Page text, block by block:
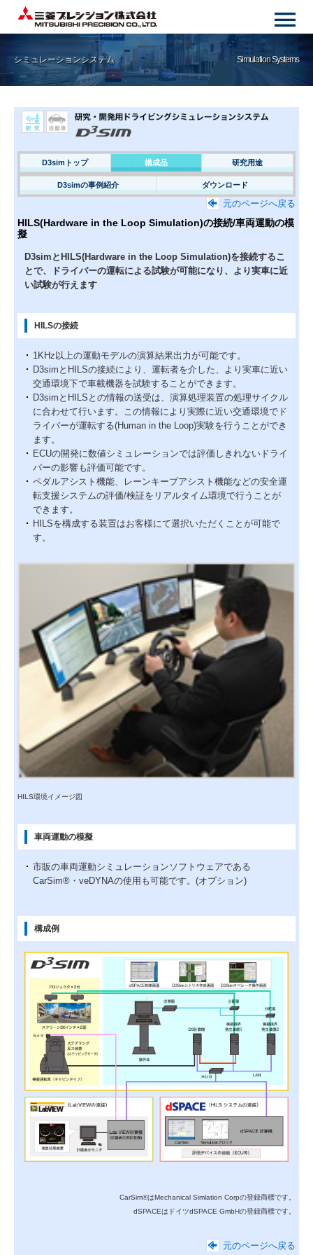
シミュレーションシステム Simulation Systems
D3simトップ 構成品 研究用途
D3simの事例紹介 ダウンロード
元のページへ戻る
HILS(Hardware in the Loop Simulation)の接続/車両運動の模
擬
D3simとHILS(Hardware in the Loop Simulation)を接続するこ
とで、ドライバーの運転による試験が可能になり、より実車に近
い試験が行えます
HILSの接続
1KHz以上の運動モデルの演算結果出力が可能です。
D3simとHILSの接続により、運転者を介した、より実車に近い
交通環境下で車載機器を試験することができます。
D3simとHILSとの情報の送受は、演算処理装置の処理サイクル
に合わせて行います。この情報により実際に近い交通環境でド
ライバーが運転する(Human in the Loop)実験を行うことができ
ます。
ECUの開発に数値シミュレーションでは評価しきれないドライ
バーの影響も評価可能です。
ペダルアシスト機能、レーンキープアシスト機能などの安全運
転支援システムの評価/検証をリアルタイム環境で行うことが
できます。
HILSを構成する装置はお客様にて選択いただくことが可能で
す。
HILS環境イメージ図
車両運動の模擬
市販の車両運動シミュレーションソフトウェアである
CarSim®・veDYNAの使用も可能です。(オプション)
構成例
CarSim®はMechanical Simlation Corpの登録商標です。
dSPACEはドイツdSPACE GmbHの登録商標です。
元のページへ戻る